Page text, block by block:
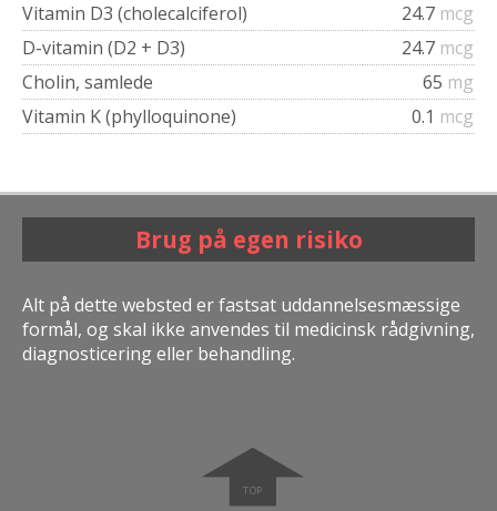
Vitamin D3 (cholecalciferol)
24.7 mcg
D-vitamin (D2 + D3)
24.7 mcg
Cholin, samlede
65 mg
Vitamin K (phylloquinone)
0.1 mcg
Brug på egen risiko
Alt på dette websted er fastsat uddannelsesmæssige
formål, og skal ikke anvendes til medicinsk rådgivning,
diagnosticering eller behandling.
➧